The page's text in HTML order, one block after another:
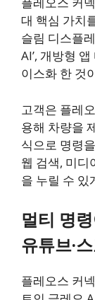
대 핵심 가치
슬림 디스플
AI’, 개방형
이스화 한 것
고객은 플레
용해 차량을
식으로 명령
웹 검색, 미디
을 누릴 수 있
멀티 명
유튜브·
플레오스 커